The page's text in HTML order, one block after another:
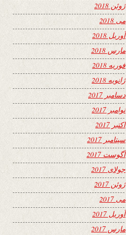
ژوئن 2018
می 2018
آوریل 2018
مارس 2018
فوریه 2018
ژانویه 2018
دسامبر 2017
نوامبر 2017
اکتبر 2017
سپتامبر 2017
آگوست 2017
جولای 2017
ژوئن 2017
می 2017
آوریل 2017
مارس 2017